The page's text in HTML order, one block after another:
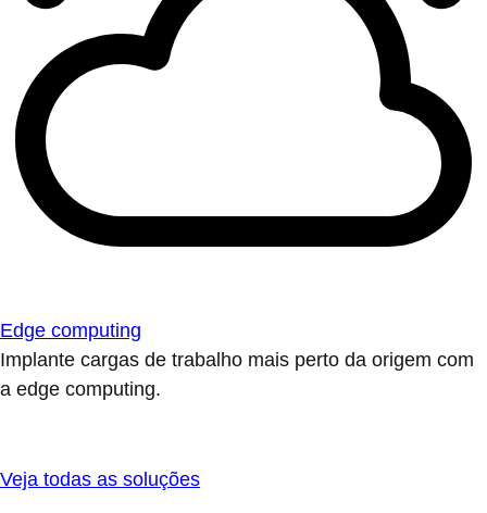
Edge computing
Implante cargas de trabalho mais perto da origem com
a edge computing.
Veja todas as soluções